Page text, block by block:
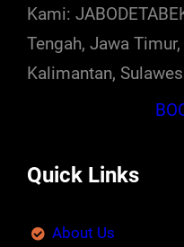
Kami:
Tengah, Jawa
Kalimantan,
Quick Links
About Us